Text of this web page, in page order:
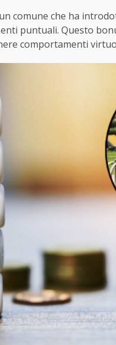
comune che ha
puntuali. Questo
comportamenti